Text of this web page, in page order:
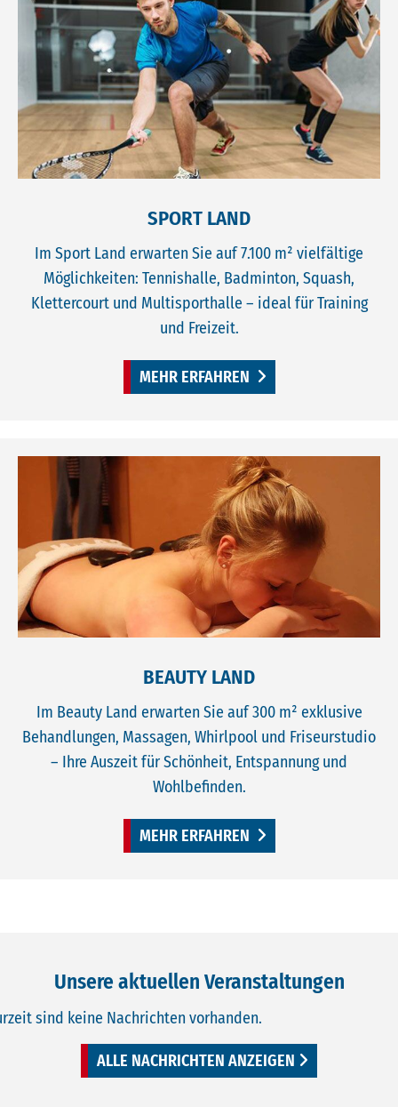
SPORT LAND
Im Sport Land erwarten Sie auf 7.100 m² vielfältige
Möglichkeiten: Tennishalle, Badminton, Squash,
Klettercourt und Multisporthalle – ideal für Training
und Freizeit.
MEHR ERFAHREN
BEAUTY LAND
Im Beauty Land erwarten Sie auf 300 m² exklusive
Behandlungen, Massagen, Whirlpool und Friseurstudio
– Ihre Auszeit für Schönheit, Entspannung und
Wohlbefinden.
MEHR ERFAHREN
Unsere aktuellen Veranstaltungen
sind keine Nachrichten vorhanden.
ALLE NACHRICHTEN ANZEIGEN